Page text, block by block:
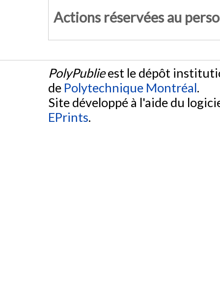
Actions réservées au
PolyPublieest le dépôt
de Polytechnique Montréal.
Site développé à l'aide du
EPrints.